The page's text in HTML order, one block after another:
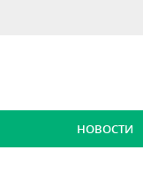
НОВОСТИ